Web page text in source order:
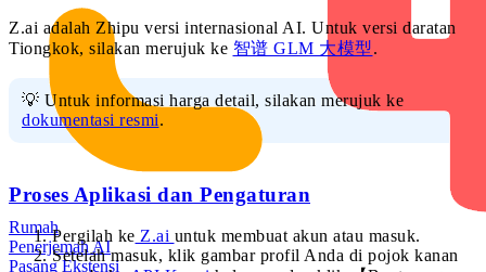
Rumah
Penerjemah AI
Pasang Ekstensi
Z.ai adalah Zhipu versi internasional AI. Untuk versi daratan
Tiongkok, silakan merujuk ke 智谱 GLM 大模型.
💡 Untuk informasi harga detail, silakan merujuk ke
dokumentasi resmi.
Proses Aplikasi dan Pengaturan
Pergilah ke Z.ai untuk membuat akun atau masuk.
Setelah masuk, klik gambar profil Anda di pojok kanan